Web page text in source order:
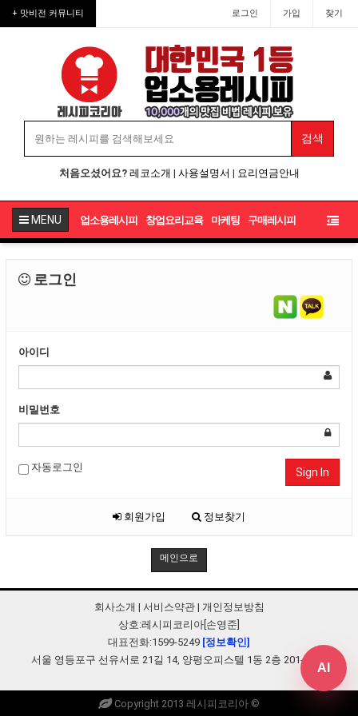
+ 맛비전 커뮤니티 로그인 가입 찾기
처음오셨어요? 레코소개 | 사용설명서 | 요리연금안내
MENU 업소용레시피 창업요리교육 마케팅 구매레시피
로그인
아이디
비밀번호
자동로그인 Sign In
회원가입 정보찾기
메인으로
회사소개 | 서비스약관| 개인정보방침
상호:레시피코리아[손영준]
대표전화:1599-5249 [정보확인]
서울 영등포구 선유서로 21길 14, 양평오피스텔 1동 2층 201-B248
Copyright 2013 레시피코리아 ©
AI